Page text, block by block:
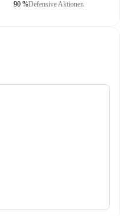
Defensive Aktionen
90 %